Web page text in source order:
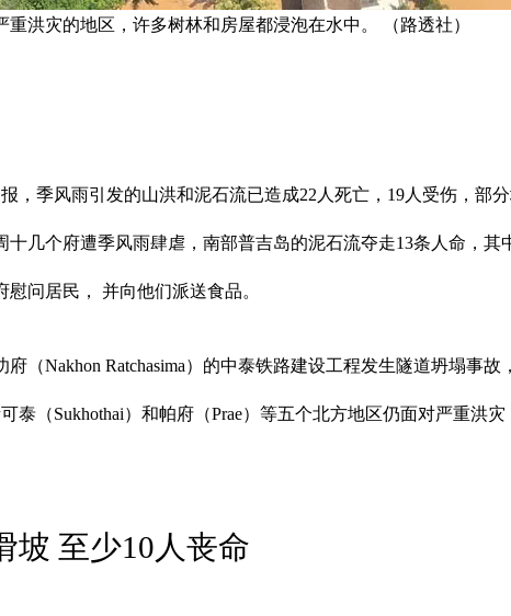
洪灾的地区，许多树林和房屋都浸泡在水中。 （路透社）
，季风雨引发的山洪和泥石流已造成22人死亡，19人受伤，部
几个府遭季风雨肆虐，南部普吉岛的泥石流夺走13条人命，其
问居民， 并向他们派送食品。
（Nakhon Ratchasima）的中泰铁路建设工程发生隧道坍塌事故
泰（Sukhothai）和帕府（Prae）等五个北方地区仍面对严重洪
坡 至少10人丧命